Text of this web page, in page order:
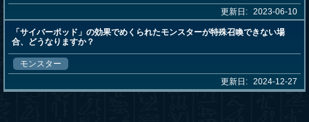
更新日: 2023-06-10
「サイバーポッド」の効果でめくられたモンスターが特殊召喚できない場
合、どうなりますか？
モンスター
更新日: 2024-12-27